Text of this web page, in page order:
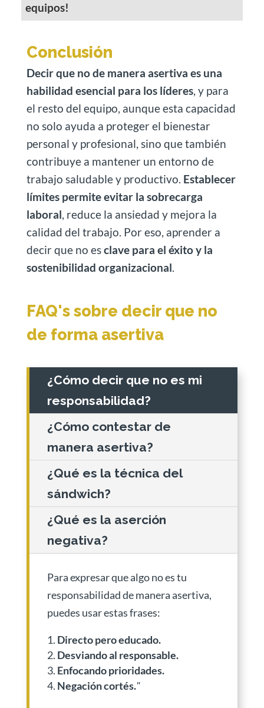
equipos!
Conclusión
Decir que no de manera asertiva es una
habilidad esencial para los líderes, y para
el resto del equipo, aunque esta capacidad
no solo ayuda a proteger el bienestar
personal y profesional, sino que también
contribuye a mantener un entorno de
trabajo saludable y productivo. Establecer
límites permite evitar la sobrecarga
laboral, reduce la ansiedad y mejora la
calidad del trabajo. Por eso, aprender a
decir que no esclave para el éxito y la
sostenibilidad organizacional.
FAQ's sobre decir que no
de forma asertiva
¿Cómo decir que no es mi
responsabilidad?
¿Cómo contestar de
manera asertiva?
¿Qué es la técnica del
sándwich?
¿Qué es la aserción
negativa?
Para expresar que algo no es tu
responsabilidad de manera asertiva,
puedes usar estas frases:
Directo pero educado.
Desviando al responsable.
Enfocando prioridades.
Negación cortés."